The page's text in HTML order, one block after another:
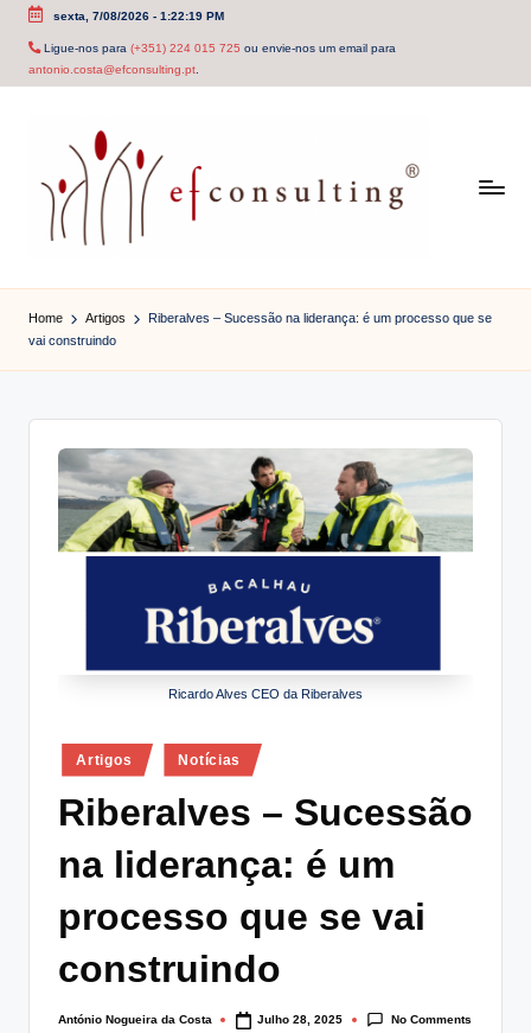
Skip
sexta, 7/08/2026- 1:22:19 PM
Ligue-nos para (+351) 224 015 725 ou envie-nos um email para
antonio.costa@efconsulting.pt.
f
Home Artigos
Riberalves – Sucessão na liderança: é um processo que se
vai construindo
Ricardo Alves CEO da Riberalves
Posted
in
Artigos Notícias
Riberalves – Sucessão
na liderança: é um
processo que se vai
construindo
Posted
António Nogueira da Costa Julho 28, 2025 No Comments